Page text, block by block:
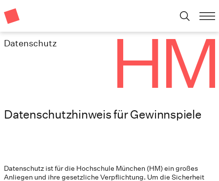
Datenschutz
Datenschutzhinweis für Gewinnspiele
Datenschutz ist für die Hochschule München (HM) ein großes
Anliegen und ihre gesetzliche Verpflichtung. Um die Sicherheit